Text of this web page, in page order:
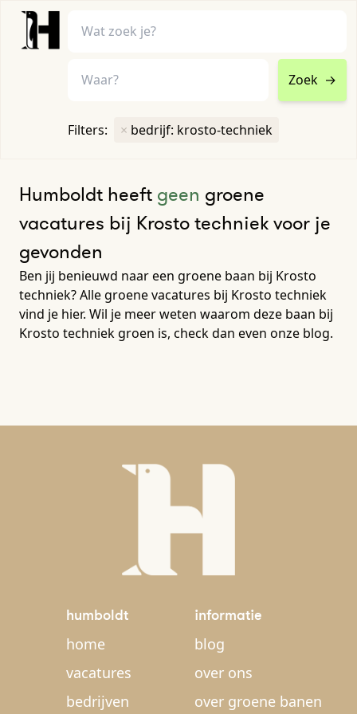
Zoek →
Filters: × bedrijf: krosto-techniek
Humboldt heeft geen groene
vacatures bij Krosto techniek voor je
gevonden
Ben jij benieuwd naar een groene baan bij Krosto
techniek? Alle groene vacatures bij Krosto techniek
vind je hier. Wil je meer weten waarom deze baan bij
Krosto techniek groen is, check dan even onze blog.
humboldt
home
vacatures
bedrijven
informatie
blog
over ons
over groene banen